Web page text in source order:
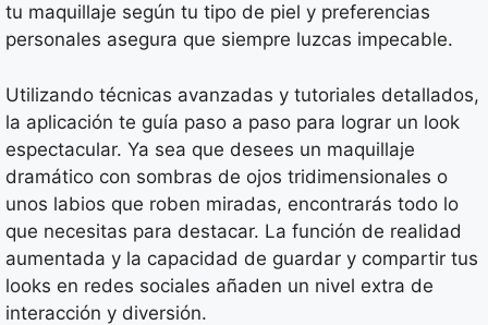
tu maquillaje según tu tipo de piel y preferencias
personales asegura que siempre luzcas impecable.
Utilizando técnicas avanzadas y tutoriales detallados,
la aplicación te guía paso a paso para lograr un look
espectacular. Ya sea que desees un maquillaje
dramático con sombras de ojos tridimensionales o
unos labios que roben miradas, encontrarás todo lo
que necesitas para destacar. La función de realidad
aumentada y la capacidad de guardar y compartir tus
looks en redes sociales añaden un nivel extra de
interacción y diversión.